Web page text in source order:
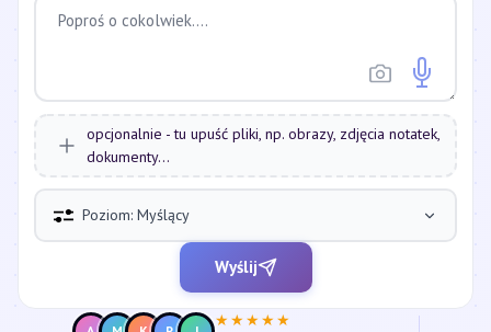
opcjonalnie - tu upuść pliki, np. obrazy, zdjęcia notatek,
dokumenty...
Poziom: Myślący
Wyślij
★★★★★